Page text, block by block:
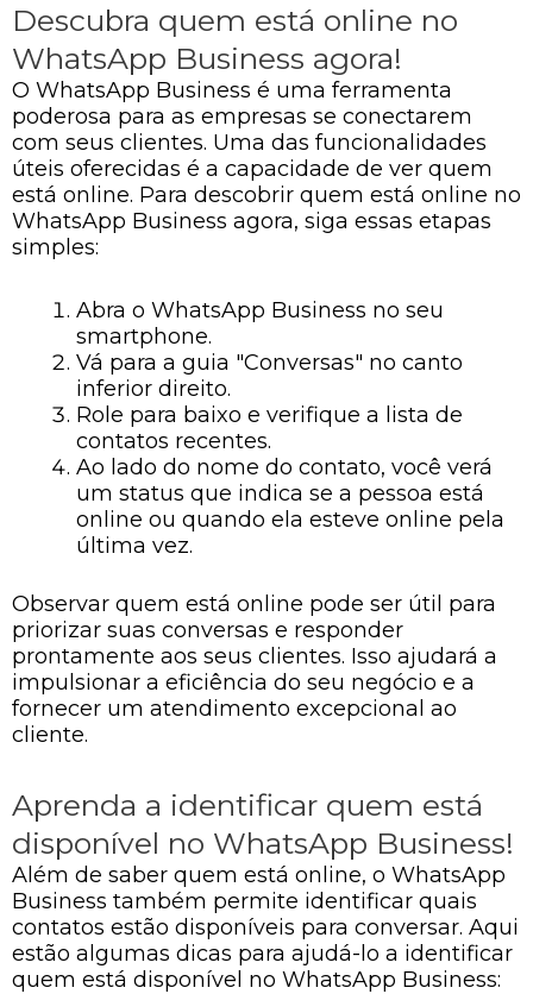
Descubra quem está online no
WhatsApp Business agora!
O WhatsApp Business é uma ferramenta
poderosa para as empresas se conectarem
com seus clientes. Uma das funcionalidades
úteis oferecidas é a capacidade de ver quem
está online. Para descobrir quem está online no
WhatsApp Business agora, siga essas etapas
simples:
Abra o WhatsApp Business no seu
smartphone.
Vá para a guia "Conversas" no canto
inferior direito.
Role para baixo e verifique a lista de
contatos recentes.
Ao lado do nome do contato, você verá
um status que indica se a pessoa está
online ou quando ela esteve online pela
última vez.
Observar quem está online pode ser útil para
priorizar suas conversas e responder
prontamente aos seus clientes. Isso ajudará a
impulsionar a eficiência do seu negócio e a
fornecer um atendimento excepcional ao
cliente.
Aprenda a identificar quem está
disponível no WhatsApp Business!
Além de saber quem está online, o WhatsApp
Business também permite identificar quais
contatos estão disponíveis para conversar. Aqui
estão algumas dicas para ajudá-lo a identificar
quem está disponível no WhatsApp Business: